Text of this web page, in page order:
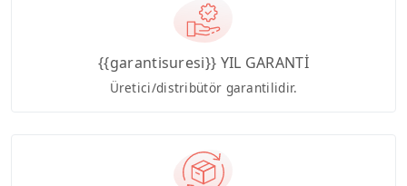
{{garantisuresi}} YIL GARANTİ
Üretici/distribütör garantilidir.